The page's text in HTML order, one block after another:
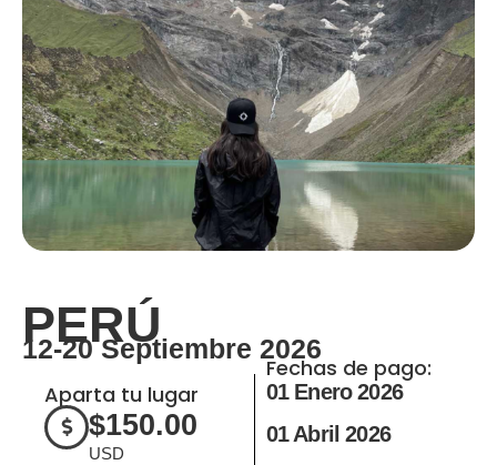
PERÚ
12-20 Septiembre 2026
Aparta tu lugar
$150.00
USD
Fechas de pago:
01 Enero 2026
01 Abril 2026